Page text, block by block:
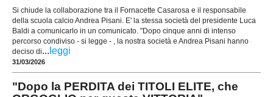
Si chiude la collaborazione tra il Fornacette Casarosa e il responsabile
della scuola calcio Andrea Pisani. E' la stessa società del presidente Luca
Baldi a comunicarlo in un comunicato. "Dopo cinque anni di intenso
percorso condiviso - si legge - , la nostra società e Andrea Pisani hanno
deciso di... leggi
31/03/2026
"Dopo la PERDITA dei TITOLI ELITE, che